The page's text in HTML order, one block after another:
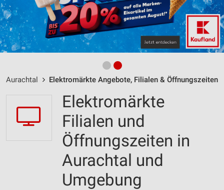
Aurachtal Elektromärkte Angebote, Filialen & Öffnungszeiten
Elektromärkte
Filialen und
Öffnungszeiten in
Aurachtal und
Umgebung